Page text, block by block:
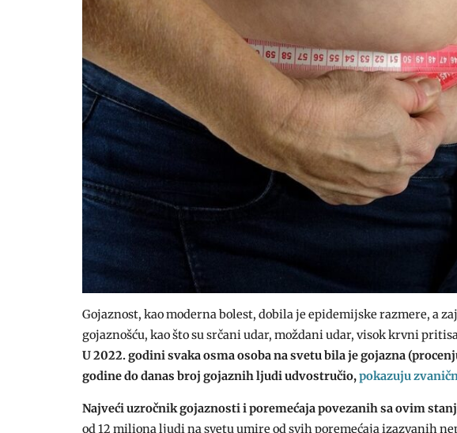
Gojaznost, kao moderna bolest, dobila je epidemijske razmere, a
gojaznošću, kao što su srčani udar, moždani udar, visok krvni
U 2022. godini svaka osma osoba na svetu bila je gojazna
godine do danas broj gojaznih ljudi udvostručio,pokazuju
Najveći uzročnik gojaznosti i poremećaja povezanih sa ovim
od 12 miliona ljudi na svetu umire od svih poremećaja izazvanih